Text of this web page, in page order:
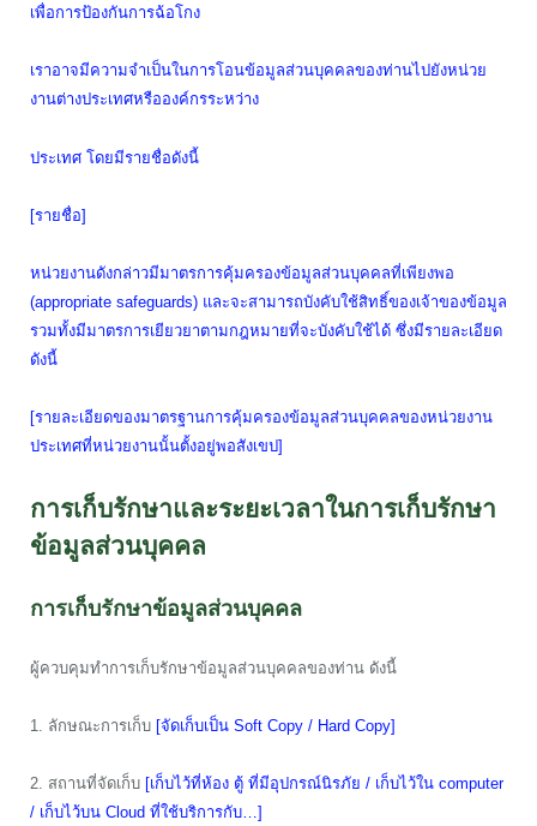
เพื่อการป้องกันการฉ้อโกง
เราอาจมีความจำเป็นในการโอนข้อมูลส่วนบุคคลของท่านไปยังหน่วย
งานต่างประเทศหรือองค์กรระหว่าง
ประเทศ โดยมีรายชื่อดังนี้
[รายชื่อ]
หน่วยงานดังกล่าวมีมาตรการคุ้มครองข้อมูลส่วนบุคคลที่เพียงพอ
(appropriate safeguards) และจะสามารถบังคับใช้สิทธิ์ของเจ้าของข้อมูล
รวมทั้งมีมาตรการเยียวยาตามกฎหมายที่จะบังคับใช้ได้ ซึ่งมีรายละเอียด
ดังนี้
[รายละเอียดของมาตรฐานการคุ้มครองข้อมูลส่วนบุคคลของหน่วยงาน
ประเทศที่หน่วยงานนั้นตั้งอยู่พอสังเขป]
การเก็บรักษาและระยะเวลาในการเก็บรักษา
ข้อมูลส่วนบุคคล
การเก็บรักษาข้อมูลส่วนบุคคล
ผู้ควบคุมทำการเก็บรักษาข้อมูลส่วนบุคคลของท่าน ดังนี้
1. ลักษณะการเก็บ [จัดเก็บเป็น Soft Copy / Hard Copy]
2. สถานที่จัดเก็บ [เก็บไว้ที่ห้อง ตู้ ที่มีอุปกรณ์นิรภัย / เก็บไว้ใน computer
/ เก็บไว้บน Cloud ที่ใช้บริการกับ…]